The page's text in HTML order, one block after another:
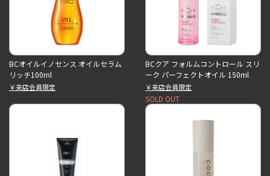
BCオイルイノセンス オイルセラム
リッチ100ml
￥来店会員限定
BCクア フォルムコントロール スリ
ーク パーフェクトオイル 150ml
￥来店会員限定
SOLD OUT